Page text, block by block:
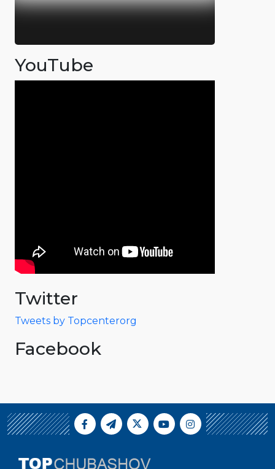
YouTube
Twitter
Tweets by Topcenterorg
Facebook